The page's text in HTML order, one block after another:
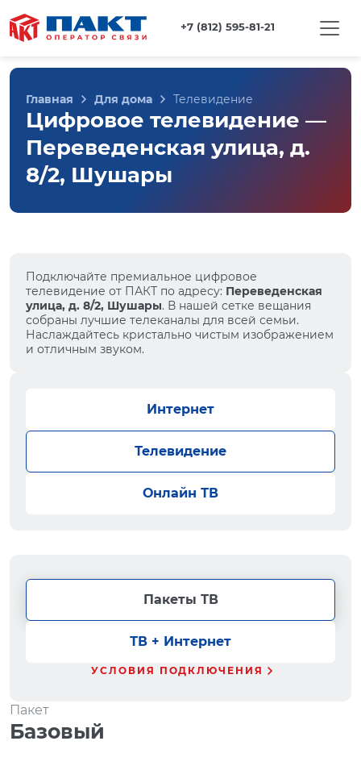
+7 (812) 595-81-21
Главная Для дома Телевидение
Цифровое телевидение —
Переведенская улица, д.
8/2, Шушары
Подключайте премиальное цифровое
телевидение от ПАКТ по адресу: Переведенская
улица, д. 8/2, Шушары. В нашей сетке вещания
собраны лучшие телеканалы для всей семьи.
Наслаждайтесь кристально чистым изображением
и отличным звуком.
Интернет
Телевидение
Онлайн ТВ
Пакеты ТВ
ТВ + Интернет
УСЛОВИЯ ПОДКЛЮЧЕНИЯ
Пакет
Базовый